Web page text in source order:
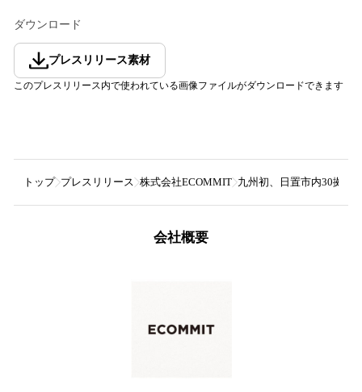
ダウンロード
プレスリリース素材
このプレスリリース内で使われている画像ファイルがダウンロードできます
トップ プレスリリース 株式会社ECOMMIT 九州初、日置市内30拠点
会社概要